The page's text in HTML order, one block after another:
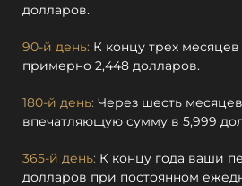
долларов.
90-й день: К концу трех
примерно 2,448 долларов.
180-й день: Через шесть
впечатляющую сумму в 5,999
365-й день: К концу года ваши
долларов при постоянном